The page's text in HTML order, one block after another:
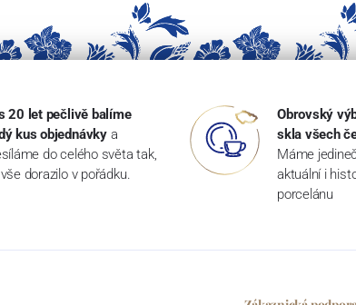
20 let pečlivě balíme
kus objednávky a
do celého světa tak,
dorazilo v pořádku.
Obrovský
skla všech
Máme
aktuální i
porcelánu